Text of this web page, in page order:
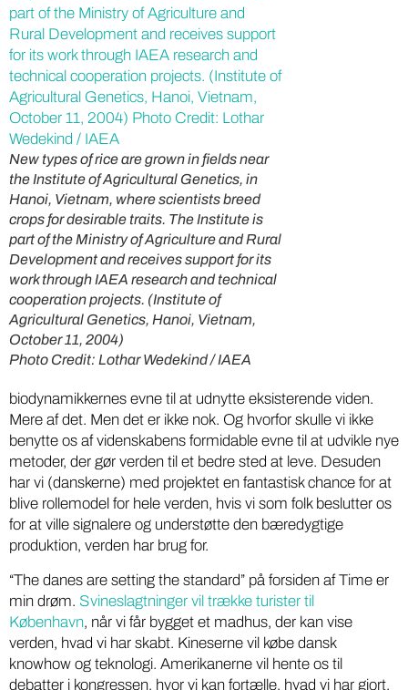
New types of rice are grown in fields near
the Institute of Agricultural Genetics, in
Hanoi, Vietnam, where scientists breed
crops for desirable traits. The Institute is
part of the Ministry of Agriculture and Rural
Development and receives support for its
work through IAEA research and technical
cooperation projects. (Institute of
Agricultural Genetics, Hanoi, Vietnam,
October 11, 2004)
Photo Credit: Lothar Wedekind / IAEA
biodynamikkernes evne til at udnytte eksisterende viden.
Mere af det. Men det er ikke nok. Og hvorfor skulle vi ikke
benytte os af videnskabens formidable evne til at udvikle nye
metoder, der gør verden til et bedre sted at leve. Desuden
har vi (danskerne) med projektet en fantastisk chance for at
blive rollemodel for hele verden, hvis vi som folk beslutter os
for at ville signalere og understøtte den bæredygtige
produktion, verden har brug for.
“The danes are setting the standard” på forsiden af Time er
min drøm. Svineslagtninger vil trække turister til
København, når vi får bygget et madhus, der kan vise
verden, hvad vi har skabt. Kineserne vil købe dansk
knowhow og teknologi. Amerikanerne vil hente os til
debatter i kongressen, hvor vi kan fortælle, hvad vi har gjort.